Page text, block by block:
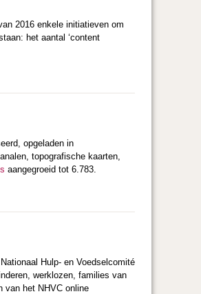
2016 enkele initiatieven om
het aantal ‘content
opgeladen in
topografische kaarten,
aangegroeid tot 6.783.
Hulp- en Voedselcomité
werklozen, families van
van het NHVC online